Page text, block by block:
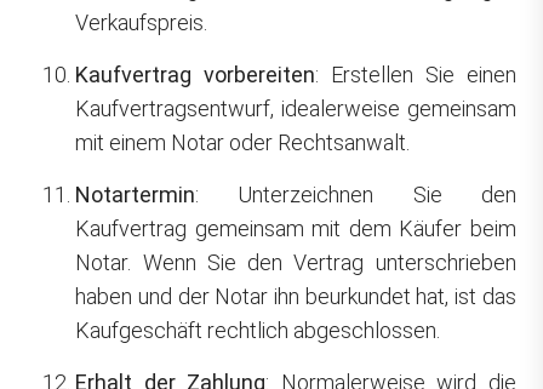
Verkaufspreis.
Kaufvertrag vorbereiten: Erstellen Sie einen
Kaufvertragsentwurf, idealerweise gemeinsam
mit einem Notar oder Rechtsanwalt.
Notartermin: Unterzeichnen Sie den
Kaufvertrag gemeinsam mit dem Käufer beim
Notar. Wenn Sie den Vertrag unterschrieben
haben und der Notar ihn beurkundet hat, ist das
Kaufgeschäft rechtlich abgeschlossen.
Erhalt der Zahlung: Normalerweise wird die